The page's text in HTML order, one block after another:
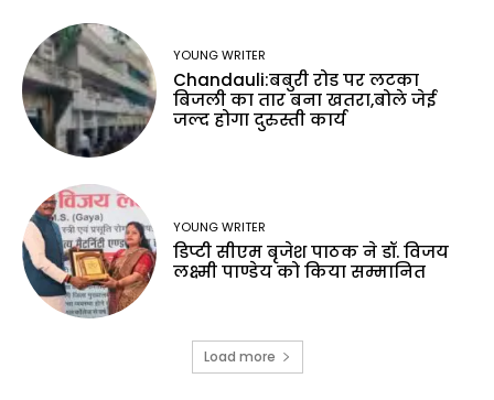
YOUNG WRITER
Chandauli:बबुरी रोड पर लटका
बिजली का तार बना खतरा,बोले जेई
जल्द होगा दुरुस्ती कार्य
YOUNG WRITER
डिप्टी सीएम बृजेश पाठक ने डॉ. विजय
लक्ष्मी पाण्डेय को किया सम्मानित
Load more